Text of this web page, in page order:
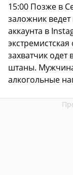
15:00 Позже в
заложник
аккаунта в
захватчик одет
штаны.
алкогольные